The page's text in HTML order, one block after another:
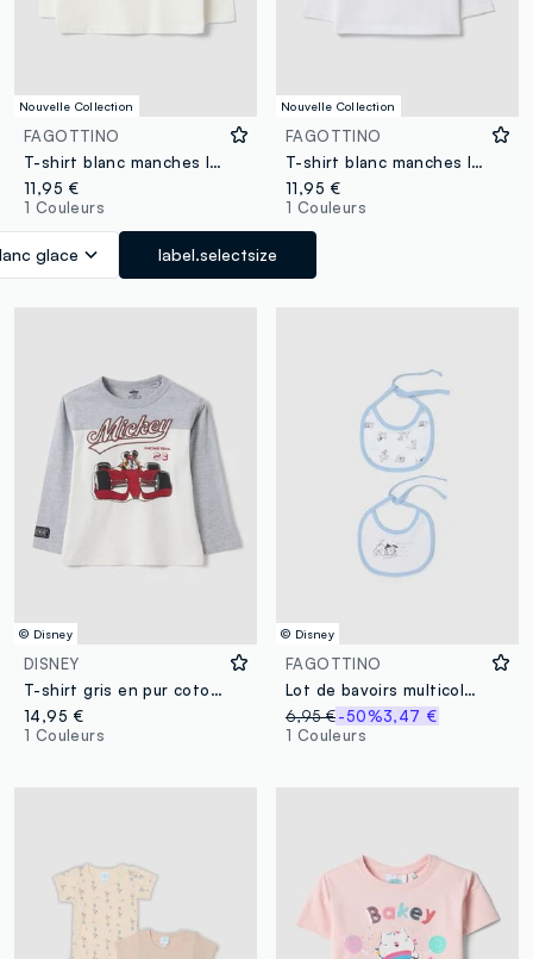
Nouvelle Collection
FAGOTTINO
T-shirt blanc manches longues en coton stretch avec imprimé Lilo & Stitch
11,95 €
1 Couleurs
glace label.selectsize
Nouvelle Collection
FAGOTTINO
T-shirt blanc manches longues en pur coton sur le thème Toy Story pour bébé garçon
11,95 €
1 Couleurs
© Disney
DISNEY
T-shirt gris en pur coton à col rond avec imprimé Mickey pour garçon
14,95 €
1 Couleurs
© Disney
FAGOTTINO
Lot de bavoirs multicolores en pur coton pour nouveau-né avec imprimés Disney
6,95 €-50%3,47 €
1 Couleurs